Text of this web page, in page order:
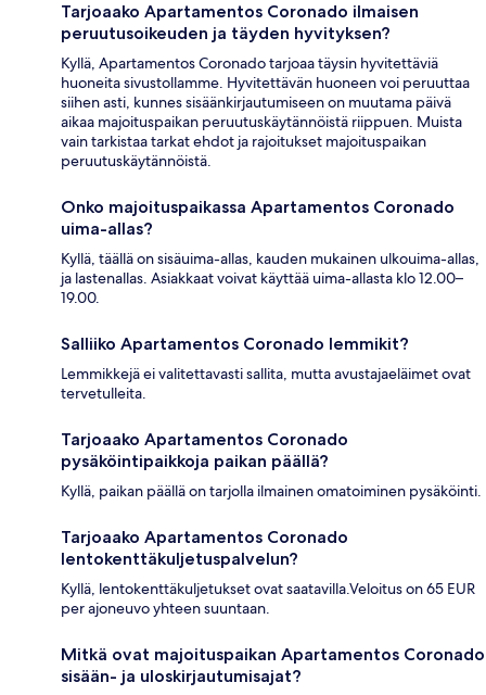
Tarjoaako Apartamentos Coronado ilmaisen
peruutusoikeuden ja täyden hyvityksen?
Kyllä, Apartamentos Coronado tarjoaa täysin hyvitettäviä
huoneita sivustollamme. Hyvitettävän huoneen voi peruuttaa
siihen asti, kunnes sisäänkirjautumiseen on muutama päivä
aikaa majoituspaikan peruutuskäytännöistä riippuen. Muista
vain tarkistaa tarkat ehdot ja rajoitukset majoituspaikan
peruutuskäytännöistä.
Onko majoituspaikassa Apartamentos Coronado
uima-allas?
Kyllä, täällä on sisäuima-allas, kauden mukainen ulkouima-allas,
ja lastenallas. Asiakkaat voivat käyttää uima-allasta klo 12.00–
19.00.
Salliiko Apartamentos Coronado lemmikit?
Lemmikkejä ei valitettavasti sallita, mutta avustajaeläimet ovat
tervetulleita.
Tarjoaako Apartamentos Coronado
pysäköintipaikkoja paikan päällä?
Kyllä, paikan päällä on tarjolla ilmainen omatoiminen pysäköinti.
Tarjoaako Apartamentos Coronado
lentokenttäkuljetuspalvelun?
Kyllä, lentokenttäkuljetukset ovat saatavilla.Veloitus on 65 EUR
per ajoneuvo yhteen suuntaan.
Mitkä ovat majoituspaikan Apartamentos Coronado
sisään- ja uloskirjautumisajat?